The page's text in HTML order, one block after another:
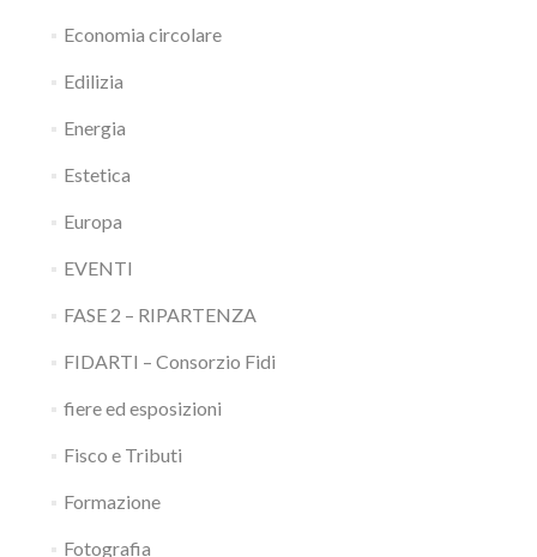
Economia circolare
Edilizia
Energia
Estetica
Europa
EVENTI
FASE 2 – RIPARTENZA
FIDARTI – Consorzio Fidi
fiere ed esposizioni
Fisco e Tributi
Formazione
Fotografia